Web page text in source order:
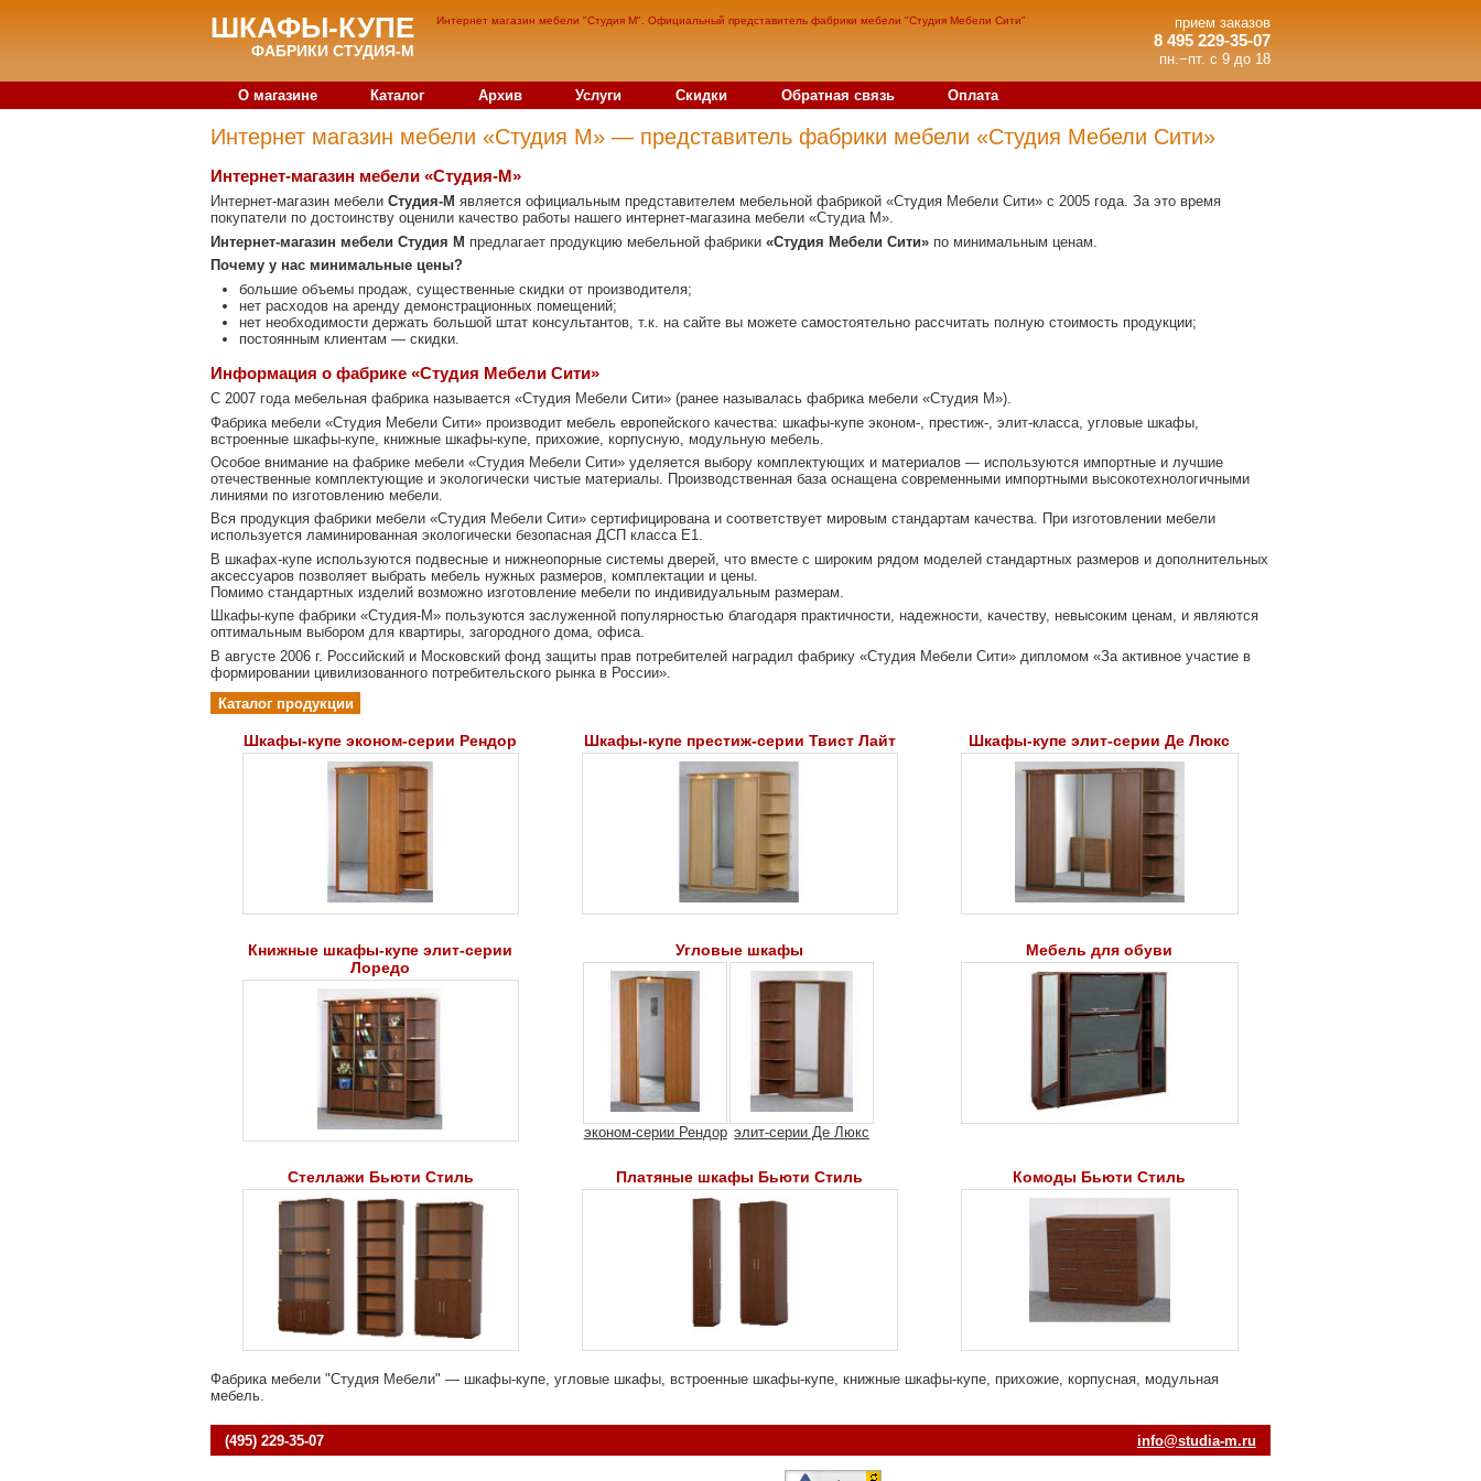
Интернет магазин мебели "Студия М". Официальный представитель фабрики мебели "Студия Мебели Сити"
ШКАФЫ-КУПЕ
ФАБРИКИ СТУДИЯ-М
прием заказов
8 495 229-35-07
пн.−пт. с 9 до 18
О магазине Каталог Архив Услуги Скидки Обратная связь Оплата
Интернет магазин мебели «Студия М» — представитель фабрики мебели «Студия Мебели Сити»
Интернет-магазин мебели «Студия-М»
Интернет-магазин мебелиСтудия-М является официальным представителем мебельной фабрикой «Студия Мебели Сити» с 2005 года. За это время
покупатели по достоинству оценили качество работы нашего интернет-магазина мебели «Студиа М».
Интернет-магазин мебели Студия М предлагает продукцию мебельной фабрики«Студия Мебели Сити» по минимальным ценам.
Почему у нас минимальные цены?
большие объемы продаж, существенные скидки от производителя;
нет расходов на аренду демонстрационных помещений;
нет необходимости держать большой штат консультантов, т.к. на сайте вы можете самостоятельно рассчитать полную стоимость продукции;
постоянным клиентам — скидки.
Информация о фабрике «Студия Мебели Сити»
С 2007 года мебельная фабрика называется «Студия Мебели Сити» (ранее называлась фабрика мебели «Студия М»).
Фабрика мебели «Студия Мебели Сити» производит мебель европейского качества: шкафы-купе эконом-, престиж-, элит-класса, угловые шкафы,
встроенные шкафы-купе, книжные шкафы-купе, прихожие, корпусную, модульную мебель.
Особое внимание на фабрике мебели «Студия Мебели Сити» уделяется выбору комплектующих и материалов — используются импортные и лучшие
отечественные комплектующие и экологически чистые материалы. Производственная база оснащена современными импортными высокотехнологичными
линиями по изготовлению мебели.
Вся продукция фабрики мебели «Студия Мебели Сити» сертифицирована и соответствует мировым стандартам качества. При изготовлении мебели
используется ламинированная экологически безопасная ДСП класса Е1.
В шкафах-купе используются подвесные и нижнеопорные системы дверей, что вместе с широким рядом моделей стандартных размеров и дополнительных
аксессуаров позволяет выбрать мебель нужных размеров, комплектации и цены.
Помимо стандартных изделий возможно изготовление мебели по индивидуальным размерам.
Шкафы-купе фабрики «Студия-М» пользуются заслуженной популярностью благодаря практичности, надежности, качеству, невысоким ценам, и являются
оптимальным выбором для квартиры, загородного дома, офиса.
В августе 2006 г. Российский и Московский фонд защиты прав потребителей наградил фабрику «Студия Мебели Сити» дипломом «За активное участие в
формировании цивилизованного потребительского рынка в России».
Каталог продукции
Шкафы-купе эконом-серии Рендор Шкафы-купе престиж-серии Твист Лайт Шкафы-купе элит-серии Де Люкс
Книжные шкафы-купе элит-серии
Лоредо
Угловые шкафы
эконом-серии Рендор элит-серии Де Люкс
Мебель для обуви
Стеллажи Бьюти Стиль Платяные шкафы Бьюти Стиль Комоды Бьюти Стиль
Фабрика мебели "Студия Мебели" — шкафы-купе, угловые шкафы, встроенные шкафы-купе, книжные шкафы-купе, прихожие, корпусная, модульная
мебель.
(495) 229-35-07 ur.m-aiduts@ofni